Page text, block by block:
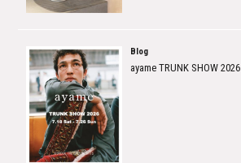
Blog
ayame TRUNK SHOW 2026